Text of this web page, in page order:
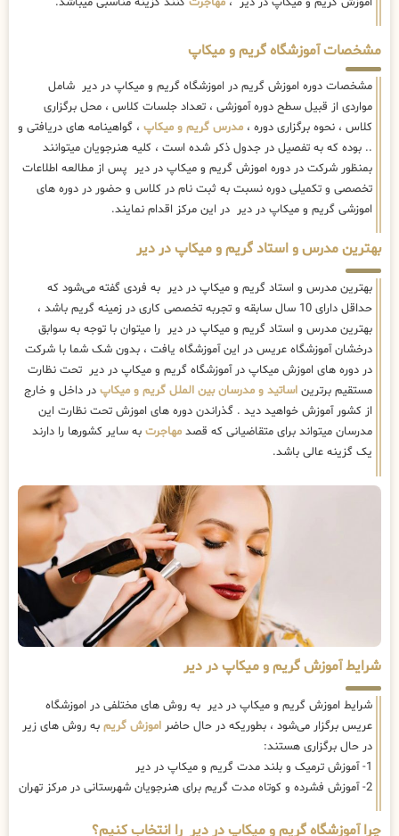
مشخصات آموزشگاه گریم و میکاپ
مشخصات دوره اموزش گریم در اموزشگاه گریم و میکاپ در دیر شامل
مواردی از قبیل سطح دوره آموزشی ، تعداد جلسات کلاس ، محل برگزاری
کلاس ، نحوه برگزاری دوره ، مدرس گریم و میکاپ ، گواهینامه های دریافتی و
.. بوده که به تفصیل در جدول ذکر شده است ، کلیه هنرجویان میتوانند
بمنظور شرکت در دوره اموزش گریم و میکاپ در دیر پس از مطالعه اطلاعات
تخصصی و تکمیلی دوره نسبت به ثبت نام در کلاس و حضور در دوره های
اموزشی گریم و میکاپ در دیر در این مرکز اقدام نمایند.
بهترین مدرس و استاد گریم و میکاپ در دیر
بهترین مدرس و استاد گریم و میکاپ در دیر به فردی گفته می‌شود که
حداقل دارای 10 سال سابقه و تجربه تخصصی کاری در زمینه گریم باشد ،
بهترین مدرس و استاد گریم و میکاپ در دیر را میتوان با توجه به سوابق
درخشان آموزشگاه عریس در این آموزشگاه یافت ، بدون شک شما با شرکت
در دوره های اموزش میکاپ در آموزشگاه گریم و میکاپ در دیر تحت نظارت
مستقیم برترین اساتید و مدرسان بین الملل گریم و میکاپ در داخل و خارج
از کشور آموزش خواهید دید . گذراندن دوره های اموزش تحت نظارت این
مدرسان میتواند برای متقاضیانی که قصد مهاجرت به سایر کشورها را دارند
یک گزینه عالی باشد.
شرایط آموزش گریم و میکاپ در دیر
شرایط اموزش گریم و میکاپ در دیر به روش های مختلفی در اموزشگاه
عریس برگزار می‌شود ، بطوریکه در حال حاضر اموزش گریم به روش های زیر
در حال برگزاری هستند:
1- آموزش ترمیک و بلند مدت گریم و میکاپ در دیر
2- آموزش فشرده و کوتاه مدت گریم برای هنرجویان شهرستانی در مرکز تهران
چرا آموزشگاه گریم و میکاپ در دیر را انتخاب کنیم؟